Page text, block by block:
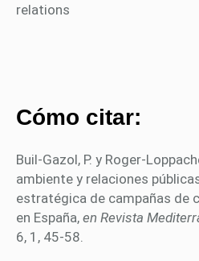
relations
Cómo citar:
Buil-Gazol, P. y Roger-
ambiente y relaciones
estratégica de campañas de
en España, en Revista
6, 1, 45-58.